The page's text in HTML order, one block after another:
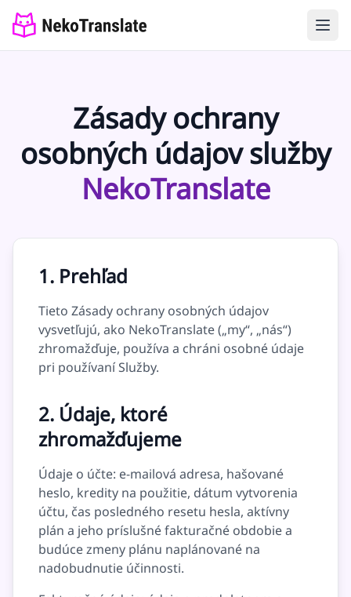
Zásady ochrany
osobných údajov služby
NekoTranslate
1. Prehľad
Tieto Zásady ochrany osobných údajov
vysvetľujú, ako NekoTranslate („my“, „nás“)
zhromažďuje, používa a chráni osobné údaje
pri používaní Služby.
2. Údaje, ktoré
zhromažďujeme
Údaje o účte: e-mailová adresa, hašované
heslo, kredity na použitie, dátum vytvorenia
účtu, čas posledného resetu hesla, aktívny
plán a jeho príslušné fakturačné obdobie a
budúce zmeny plánu naplánované na
nadobudnutie účinnosti.